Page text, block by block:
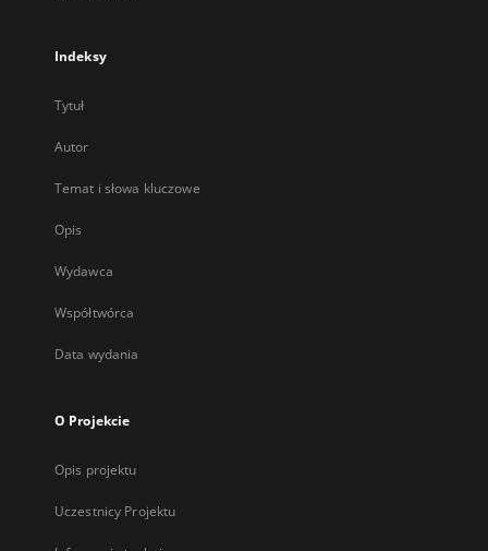
Indeksy
Tytuł
Autor
Temat i słowa kluczowe
Opis
Wydawca
Współtwórca
Data wydania
O Projekcie
Opis projektu
Uczestnicy Projektu